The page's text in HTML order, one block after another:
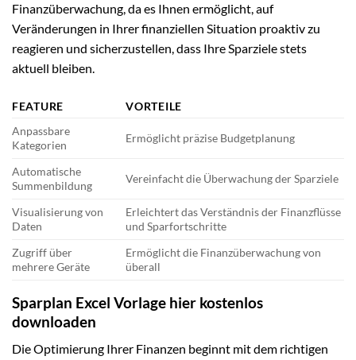
Finanzüberwachung, da es Ihnen ermöglicht, auf
Veränderungen in Ihrer finanziellen Situation proaktiv zu
reagieren und sicherzustellen, dass Ihre Sparziele stets
aktuell bleiben.
FEATURE
VORTEILE
Anpassbare
Kategorien
Ermöglicht präzise Budgetplanung
Automatische
Summenbildung
Vereinfacht die Überwachung der Sparziele
Visualisierung von
Daten
Erleichtert das Verständnis der Finanzflüsse
und Sparfortschritte
Zugriff über
mehrere Geräte
Ermöglicht die Finanzüberwachung von
überall
Sparplan Excel Vorlage hier kostenlos
downloaden
Die Optimierung Ihrer Finanzen beginnt mit dem richtigen